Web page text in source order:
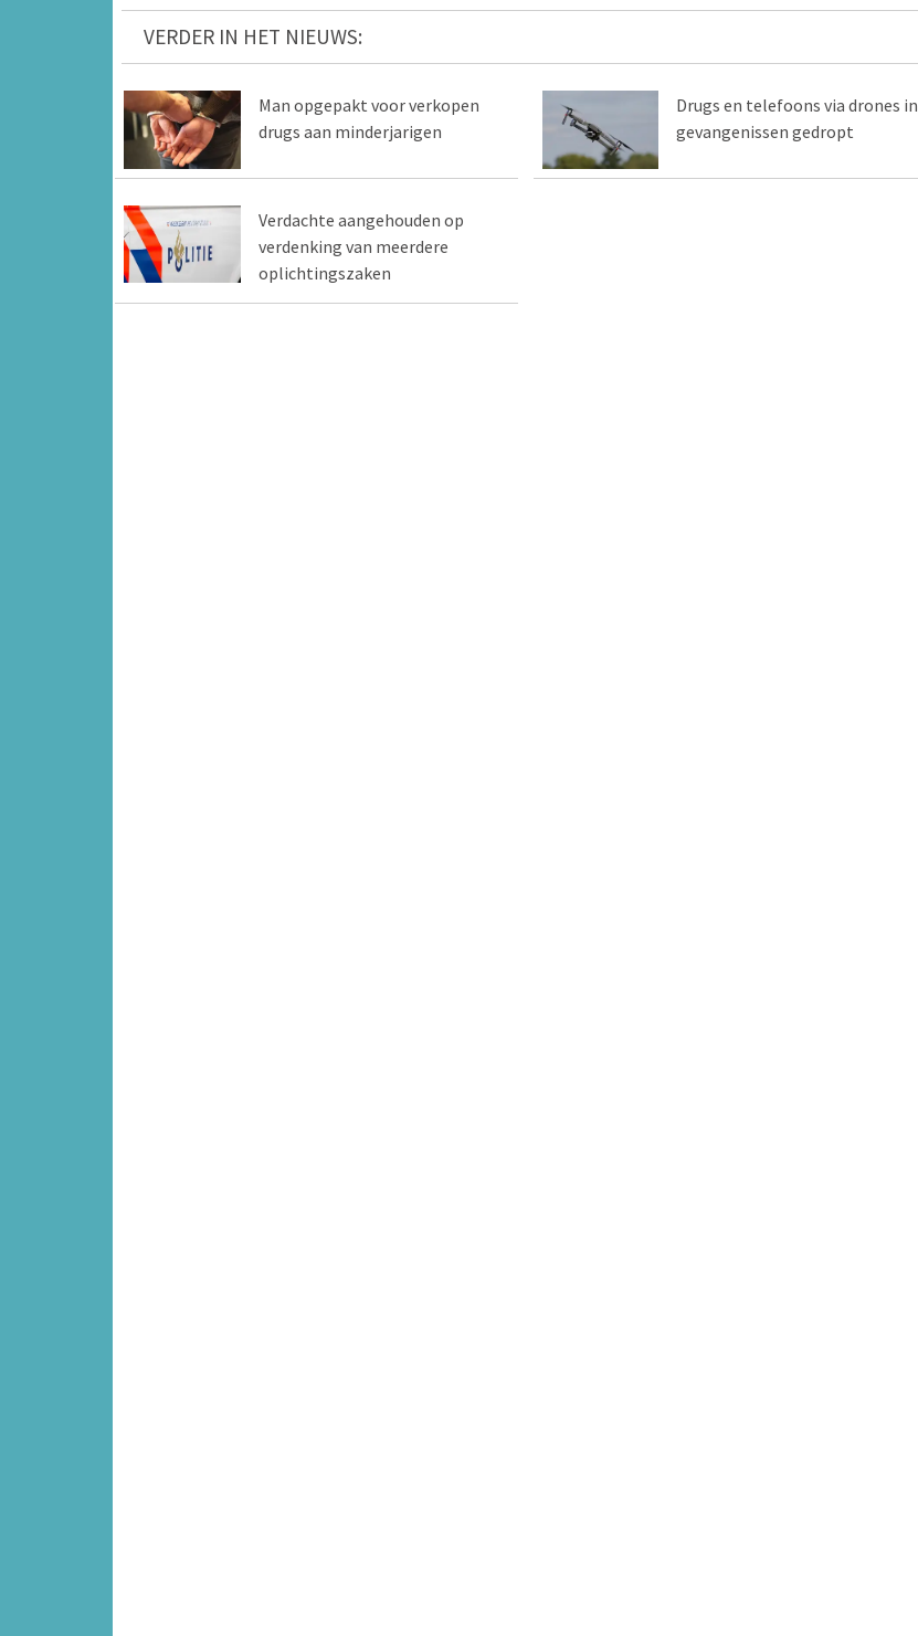
VERDER IN HET NIEUWS:
Man opgepakt voor verkopen
drugs aan minderjarigen
Drugs en telefoons via drones in
gevangenissen gedropt
Verdachte aangehouden op
verdenking van meerdere
oplichtingszaken